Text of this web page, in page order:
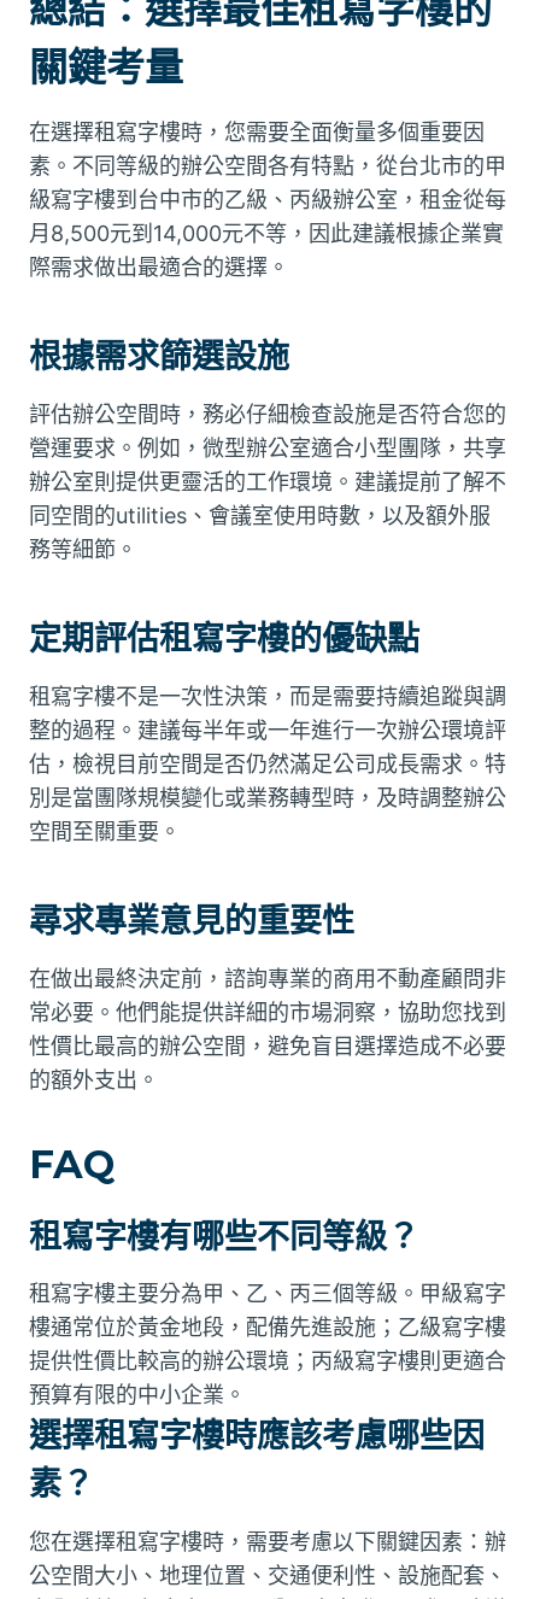
關鍵考量
在選擇租寫字樓時，您需要全面衡量多個重要因
素。不同等級的辦公空間各有特點，從台北市的甲
級寫字樓到台中市的乙級、丙級辦公室，租金從每
月8,500元到14,000元不等，因此建議根據企業實
際需求做出最適合的選擇。
根據需求篩選設施
評估辦公空間時，務必仔細檢查設施是否符合您的
營運要求。例如，微型辦公室適合小型團隊，共享
辦公室則提供更靈活的工作環境。建議提前了解不
同空間的utilities、會議室使用時數，以及額外服
務等細節。
定期評估租寫字樓的優缺點
租寫字樓不是一次性決策，而是需要持續追蹤與調
整的過程。建議每半年或一年進行一次辦公環境評
估，檢視目前空間是否仍然滿足公司成長需求。特
別是當團隊規模變化或業務轉型時，及時調整辦公
空間至關重要。
尋求專業意見的重要性
在做出最終決定前，諮詢專業的商用不動產顧問非
常必要。他們能提供詳細的市場洞察，協助您找到
性價比最高的辦公空間，避免盲目選擇造成不必要
的額外支出。
FAQ
租寫字樓有哪些不同等級？
租寫字樓主要分為甲、乙、丙三個等級。甲級寫字
樓通常位於黃金地段，配備先進設施；乙級寫字樓
提供性價比較高的辦公環境；丙級寫字樓則更適合
預算有限的中小企業。
選擇租寫字樓時應該考慮哪些因
素？
您在選擇租寫字樓時，需要考慮以下關鍵因素：辦
公空間大小、地理位置、交通便利性、設施配套、